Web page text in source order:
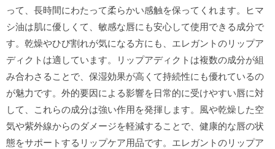
って、長時間にわたって柔らかい感触を保ってくれます。ヒマ
シ油は肌に優しくて、敏感な唇にも安心して使用できる成分で
す。乾燥やひび割れが気になる方にも、エレガントのリップア
ディクトは適しています。リップアディクトは複数の成分が組
み合わさることで、保湿効果が高くて持続性にも優れているの
が魅力です。外的要因による影響を日常的に受けやすい唇に対
して、これらの成分は強い作用を発揮します。風や乾燥した空
気や紫外線からのダメージを軽減することで、健康的な唇の状
態をサポートするリップケア用品です。エレガントのリップア